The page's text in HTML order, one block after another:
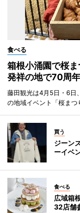
食べる
箱根小涌園で桜
発祥の地で70周
藤田観光は4月5日・6日
の地域イベント「桜まつ
買う
ジーン
ーイベ
食べる
広域箱
32店舗